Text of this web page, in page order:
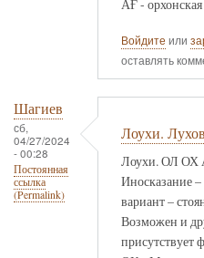
АҒ -
Войдите или
оставлять
Шагиев
сб,
04/27/2024
- 00:28
Постоянная
ссылка
(Permalink)
Лоухи.
Лоухи. ОЛ ОХ
Иносказание
вариант –
Возможен и
присутствует